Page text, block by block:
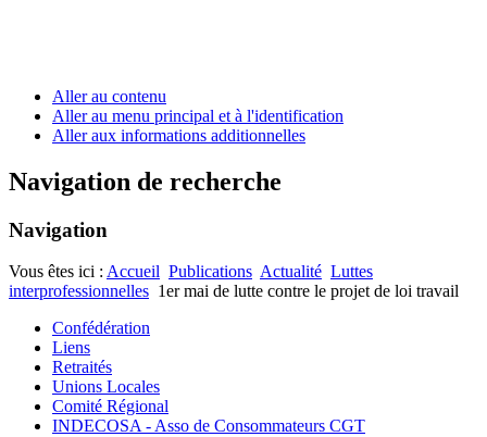
Aller au contenu
Aller au menu principal et à l'identification
Aller aux informations additionnelles
Navigation de recherche
Navigation
Vous êtes ici : Accueil Publications Actualité Luttes
interprofessionnelles 1er mai de lutte contre le projet de loi travail
Confédération
Liens
Retraités
Unions Locales
Comité Régional
INDECOSA - Asso de Consommateurs CGT